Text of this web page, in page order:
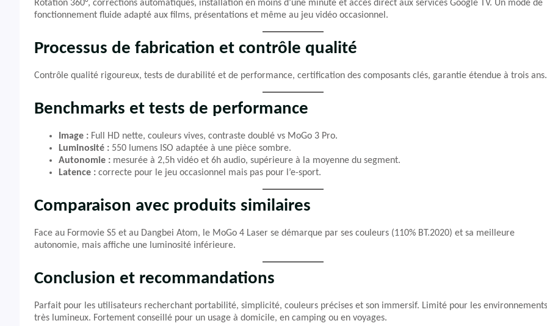
Rotation 360°, corrections automatiques, installation en moins d’une minute et accès direct aux services Google TV. Un mode de
fonctionnement fluide adapté aux films, présentations et même au jeu vidéo occasionnel.
Processus de fabrication et contrôle qualité
Contrôle qualité rigoureux, tests de durabilité et de performance, certification des composants clés, garantie étendue à trois ans.
Benchmarks et tests de performance
Image : Full HD nette, couleurs vives, contraste doublé vs MoGo 3 Pro.
Luminosité : 550 lumens ISO adaptée à une pièce sombre.
Autonomie : mesurée à 2,5h vidéo et 6h audio, supérieure à la moyenne du segment.
Latence : correcte pour le jeu occasionnel mais pas pour l’e-sport.
Comparaison avec produits similaires
Face au Formovie S5 et au Dangbei Atom, le MoGo 4 Laser se démarque par ses couleurs (110% BT.2020) et sa meilleure
autonomie, mais affiche une luminosité inférieure.
Conclusion et recommandations
Parfait pour les utilisateurs recherchant portabilité, simplicité, couleurs précises et son immersif. Limité pour les environnements
très lumineux. Fortement conseillé pour un usage à domicile, en camping ou en voyages.